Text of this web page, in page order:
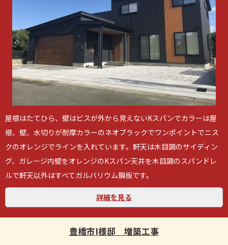
屋根はたてひら、壁はビスが外から見えないKスパンでカラーは屋
根、壁、水切りが耐摩カラーのネオブラックでワンポイントでニス
クのオレンジでラインを入れています。軒天は木目調のサイディン
グ、ガレージ内壁をオレンジのKスパン天井を木目調のスパンドレ
ルで軒天以外はすべてガルバリウム鋼板です。
詳細を見る
豊橋市I様邸 増築工事